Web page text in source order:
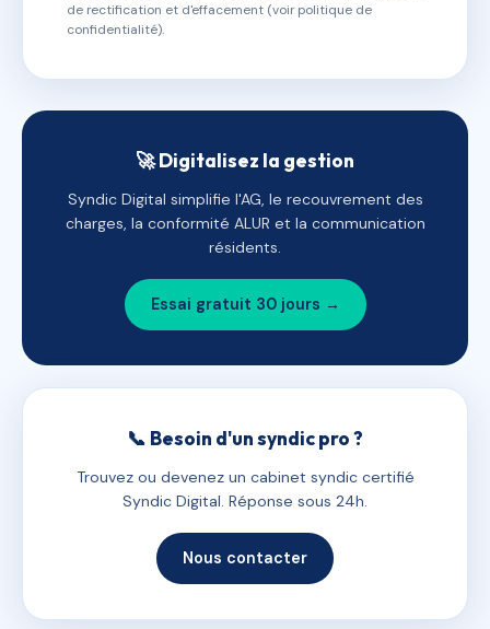
de rectification et d'effacement (voir politique de
confidentialité).
🚀 Digitalisez la gestion
Syndic Digital simplifie l'AG, le recouvrement des
charges, la conformité ALUR et la communication
résidents.
Essai gratuit 30 jours →
📞 Besoin d'un syndic pro ?
Trouvez ou devenez un cabinet syndic certifié
Syndic Digital. Réponse sous 24h.
Nous contacter